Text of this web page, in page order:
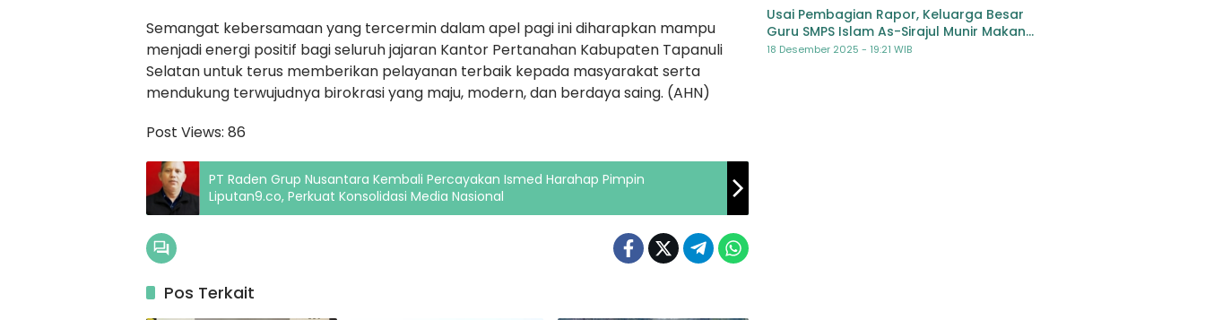
Semangat kebersamaan yang tercermin dalam apel pagi ini diharapkan mampu
menjadi energi positif bagi seluruh jajaran Kantor Pertanahan Kabupaten Tapanuli
Selatan untuk terus memberikan pelayanan terbaik kepada masyarakat serta
mendukung terwujudnya birokrasi yang maju, modern, dan berdaya saing. (AHN)
Post Views: 86
PT Raden Grup Nusantara Kembali Percayakan Ismed Harahap Pimpin
Liputan9.co, Perkuat Konsolidasi Media Nasional
Pos Terkait
Usai Pembagian Rapor, Keluarga Besar
Guru SMPS Islam As-Sirajul Munir Makan
Bersama Sambut Libur Awal Semester
18 Desember 2025 - 19:21 WIB